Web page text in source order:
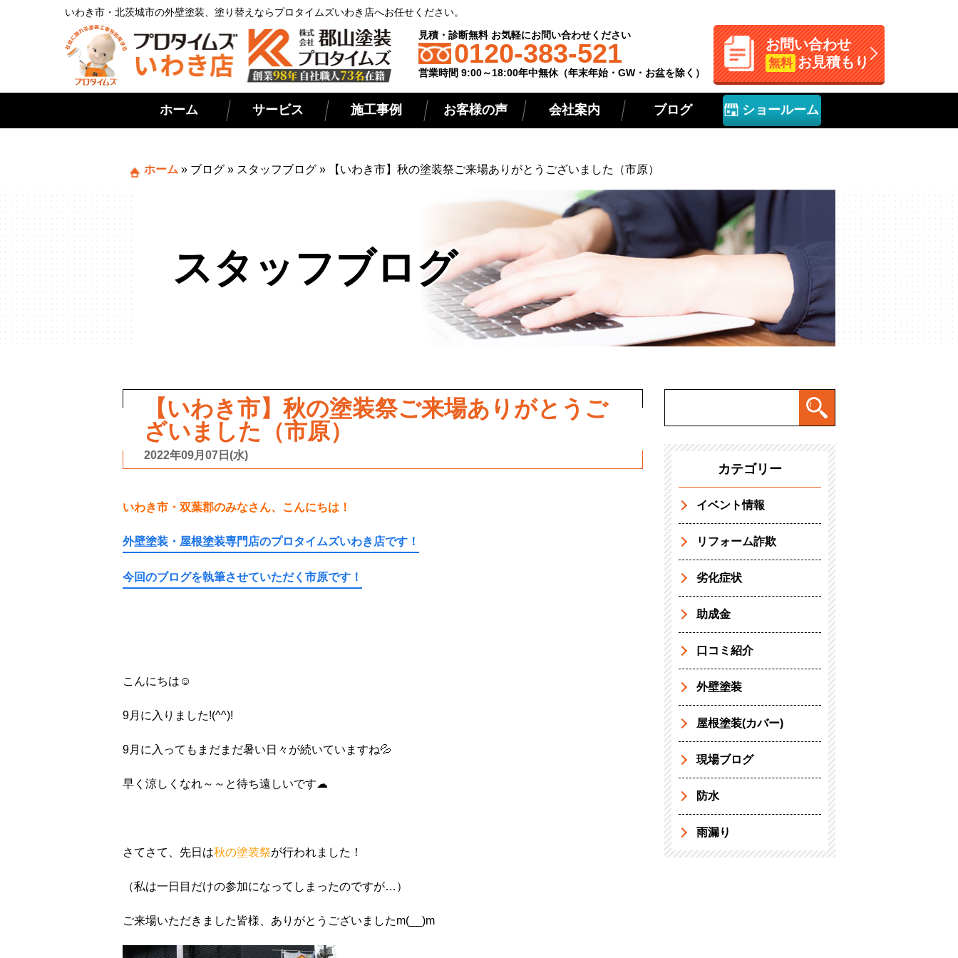
いわき市・北茨城市の外壁塗装、塗り替えならプロタイムズいわき店へお任せください。
見積・診断無料 お気軽にお問い合わせください
0120-383-521
営業時間 9:00～18:00年中無休（年末年始・GW・お盆を除く）
お問い合わせ
無料 お見積もり
ホーム サービス 施工事例 お客様の声 会社案内 ブログ ショールーム
ホーム » ブログ » スタッフブログ » 【いわき市】秋の塗装祭ご来場ありがとうございました（市原）
スタッフブログ
【いわき市】秋の塗装祭ご来場ありがとうご
ざいました（市原）
2022年09月07日(水)
いわき市・双葉郡のみなさん、こんにちは！
外壁塗装・屋根塗装専門店のプロタイムズいわき店です！
今回のブログを執筆させていただく市原です！
こんにちは☺
9月に入りました!(^^)!
9月に入ってもまだまだ暑い日々が続いていますね💦
早く涼しくなれ～～と待ち遠しいです☁
さてさて、先日は秋の塗装祭が行われました！
（私は一日目だけの参加になってしまったのですが…）
ご来場いただきました皆様、ありがとうございましたm(__)m
カテゴリー
イベント情報
リフォーム詐欺
劣化症状
助成金
口コミ紹介
外壁塗装
屋根塗装(カバー)
現場ブログ
防水
雨漏り